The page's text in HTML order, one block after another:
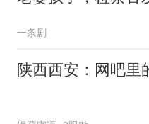
一条剧
陕西西安：网吧里